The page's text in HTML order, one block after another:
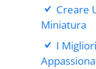
Creare
Miniatura
I